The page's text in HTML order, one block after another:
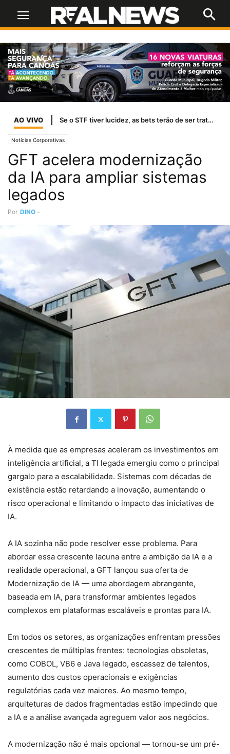
AO VIVO Temporais afetam abastecimento de água em 37 cidades do RS
Notícias Corporativas
GFT acelera modernização
da IA para ampliar sistemas
legados
Por DINO -
À medida que as empresas aceleram os investimentos em
inteligência artificial, a TI legada emergiu como o principal
gargalo para a escalabilidade. Sistemas com décadas de
existência estão retardando a inovação, aumentando o
risco operacional e limitando o impacto das iniciativas de
IA.
A IA sozinha não pode resolver esse problema. Para
abordar essa crescente lacuna entre a ambição da IA e a
realidade operacional, a GFT lançou sua oferta de
Modernização de IA — uma abordagem abrangente,
baseada em IA, para transformar ambientes legados
complexos em plataformas escaláveis ​​e prontas para IA.
Em todos os setores, as organizações enfrentam pressões
crescentes de múltiplas frentes: tecnologias obsoletas,
como COBOL, VB6 e Java legado, escassez de talentos,
aumento dos custos operacionais e exigências
regulatórias cada vez maiores. Ao mesmo tempo,
arquiteturas de dados fragmentadas estão impedindo que
a IA e a análise avançada agreguem valor aos negócios.
A modernização não é mais opcional — tornou-se um pré-